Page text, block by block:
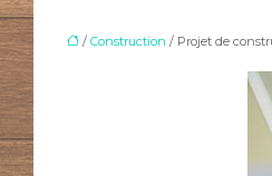
/ Construction / Projet de